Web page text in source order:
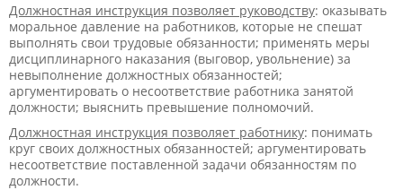
Должностная инструкция позволяет руководству: оказывать
моральное давление на работников, которые не спешат
выполнять свои трудовые обязанности; применять меры
дисциплинарного наказания (выговор, увольнение) за
невыполнение должностных обязанностей;
аргументировать о несоответствие работника занятой
должности; выяснить превышение полномочий.
Должностная инструкция позволяет работнику: понимать
круг своих должностных обязанностей; аргументировать
несоответствие поставленной задачи обязанностям по
должности.